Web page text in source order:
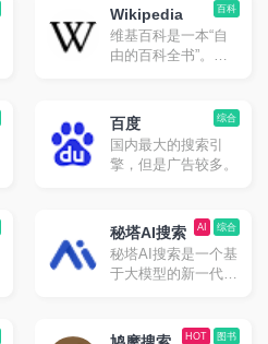
百科
Wikipedia
维基百科是一本“自
由的百科全书”。虽
实用。
综合
百度
国内最大的搜索引
擎，但是广告较多。
综合
AI
秘塔AI搜索
秘塔AI搜索是一个基
于大模型的新一代智
无广告、高质量的搜
图书
HOT